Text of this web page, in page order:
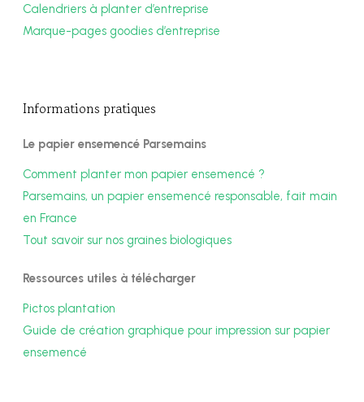
Calendriers à planter d’entreprise
Marque-pages goodies d’entreprise
Informations pratiques
Le papier ensemencé Parsemains
Comment planter mon papier ensemencé ?
Parsemains, un papier ensemencé responsable, fait main
en France
Tout savoir sur nos graines biologiques
Ressources utiles à télécharger
Pictos plantation
Guide de création graphique pour impression sur papier
ensemencé